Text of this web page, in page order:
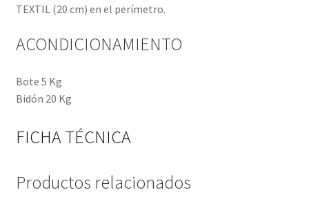
TEXTIL (20 cm) en el perímetro.
ACONDICIONAMIENTO
Bote 5 Kg
Bidón 20 Kg
FICHA TÉCNICA
Productos relacionados